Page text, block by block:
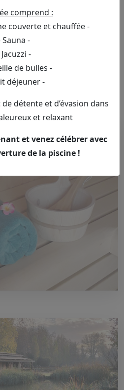
comprend :
couverte et chauffée -
Sauna -
-
de bulles -
déjeuner -
détente et d’évasion dans
et relaxant
et venez célébrer avec
de la piscine !
toxines et le stress.
les défenses immunitaires,
De ce fait, il est une
et contribue à réduire les
psoriasis, ou encore eczéma,
d’eau dégagées par notre
pour l’esprit.